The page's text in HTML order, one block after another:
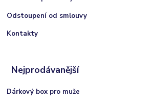
Odstoupení od smlouvy
Kontakty
Nejprodávanější
Dárkový box pro muže